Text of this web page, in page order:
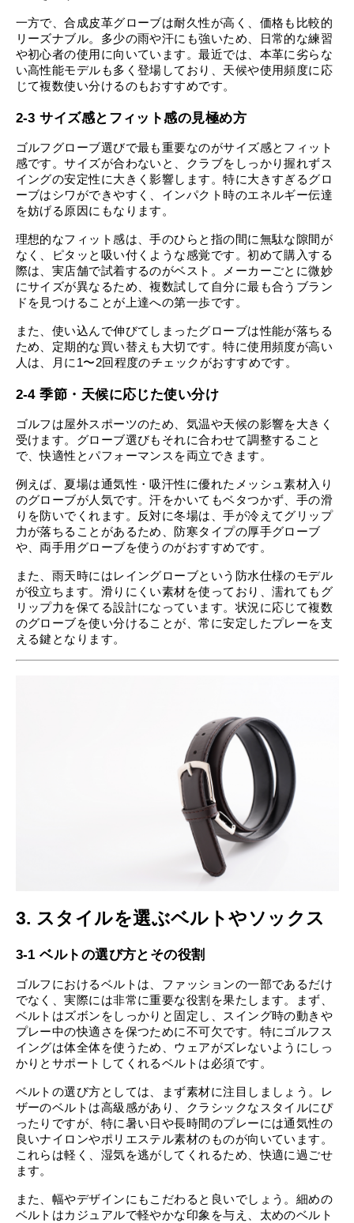
一方で、合成皮革グローブは耐久性が高く、価格も比較的
リーズナブル。多少の雨や汗にも強いため、日常的な練習
や初心者の使用に向いています。最近では、本革に劣らな
い高性能モデルも多く登場しており、天候や使用頻度に応
じて複数使い分けるのもおすすめです。
2-3 サイズ感とフィット感の見極め方
ゴルフグローブ選びで最も重要なのがサイズ感とフィット
感です。サイズが合わないと、クラブをしっかり握れずス
イングの安定性に大きく影響します。特に大きすぎるグロ
ーブはシワができやすく、インパクト時のエネルギー伝達
を妨げる原因にもなります。
理想的なフィット感は、手のひらと指の間に無駄な隙間が
なく、ピタッと吸い付くような感覚です。初めて購入する
際は、実店舗で試着するのがベスト。メーカーごとに微妙
にサイズが異なるため、複数試して自分に最も合うブラン
ドを見つけることが上達への第一歩です。
また、使い込んで伸びてしまったグローブは性能が落ちる
ため、定期的な買い替えも大切です。特に使用頻度が高い
人は、月に1〜2回程度のチェックがおすすめです。
2-4 季節・天候に応じた使い分け
ゴルフは屋外スポーツのため、気温や天候の影響を大きく
受けます。グローブ選びもそれに合わせて調整すること
で、快適性とパフォーマンスを両立できます。
例えば、夏場は通気性・吸汗性に優れたメッシュ素材入り
のグローブが人気です。汗をかいてもベタつかず、手の滑
りを防いでくれます。反対に冬場は、手が冷えてグリップ
力が落ちることがあるため、防寒タイプの厚手グローブ
や、両手用グローブを使うのがおすすめです。
また、雨天時にはレイングローブという防水仕様のモデル
が役立ちます。滑りにくい素材を使っており、濡れてもグ
リップ力を保てる設計になっています。状況に応じて複数
のグローブを使い分けることが、常に安定したプレーを支
える鍵となります。
3. スタイルを選ぶベルトやソックス
3-1 ベルトの選び方とその役割
ゴルフにおけるベルトは、ファッションの一部であるだけ
でなく、実際には非常に重要な役割を果たします。まず、
ベルトはズボンをしっかりと固定し、スイング時の動きや
プレー中の快適さを保つために不可欠です。特にゴルフス
イングは体全体を使うため、ウェアがズレないようにしっ
かりとサポートしてくれるベルトは必須です。
ベルトの選び方としては、まず素材に注目しましょう。レ
ザーのベルトは高級感があり、クラシックなスタイルにぴ
ったりですが、特に暑い日や長時間のプレーには通気性の
良いナイロンやポリエステル素材のものが向いています。
これらは軽く、湿気を逃がしてくれるため、快適に過ごせ
ます。
また、幅やデザインにもこだわると良いでしょう。細めの
ベルトはカジュアルで軽やかな印象を与え、太めのベルト